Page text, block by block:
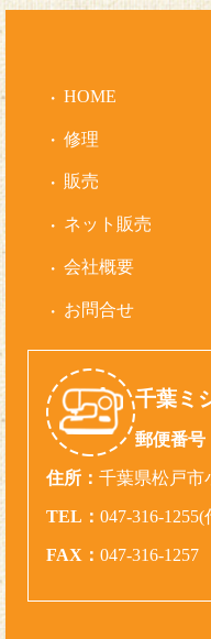
HOME
修理
販売
ネット販売
会社概要
お問合せ
千葉ミ
郵便番号
住所： 千葉県松戸市
TEL： 047-316-1255(
FAX： 047-316-1257